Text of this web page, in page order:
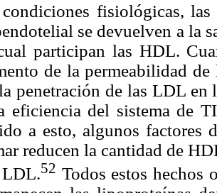
fisiológicas,
se devuelven a la
participan las HDL.
de la permeabilidad
penetración de las LDL en
eficiencia del sistema de
a esto, algunos factores
reducen la cantidad de
52 Todos estos hechos